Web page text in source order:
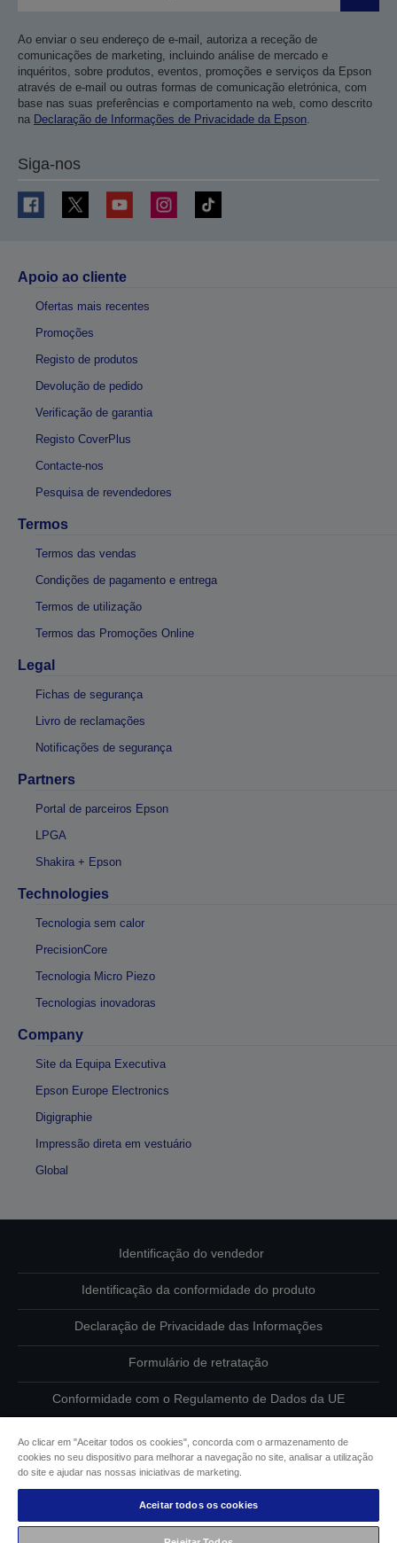
Ao enviar o seu endereço de e-mail, autoriza a receção de
comunicações de marketing, incluindo análise de mercado e
inquéritos, sobre produtos, eventos, promoções e serviços da Epson
através de e-mail ou outras formas de comunicação eletrónica, com
base nas suas preferências e comportamento na web, como descrito
na Declaração de Informações de Privacidade da Epson.
Siga-nos
Apoio ao cliente
Ofertas mais recentes
Promoções
Registo de produtos
Devolução de pedido
Verificação de garantia
Registo CoverPlus
Contacte-nos
Pesquisa de revendedores
Termos
Termos das vendas
Condições de pagamento e entrega
Termos de utilização
Termos das Promoções Online
Legal
Fichas de segurança
Livro de reclamações
Notificações de segurança
Partners
Portal de parceiros Epson
LPGA
Shakira + Epson
Technologies
Tecnologia sem calor
PrecisionCore
Tecnologia Micro Piezo
Tecnologias inovadoras
Company
Site da Equipa Executiva
Epson Europe Electronics
Digigraphie
Impressão direta em vestuário
Global
Identificação do vendedor
Identificação da conformidade do produto
Declaração de Privacidade das Informações
Formulário de retratação
Conformidade com o Regulamento de Dados da UE
Informações sobre cookies
Compromisso da Epson para com a acessibilidade
Ao clicar em "Aceitar todos os cookies", concorda com o armazenamento de
cookies no seu dispositivo para melhorar a navegação no site, analisar a utilização
do site e ajudar nas nossas iniciativas de marketing.
Aceitar todos os cookies